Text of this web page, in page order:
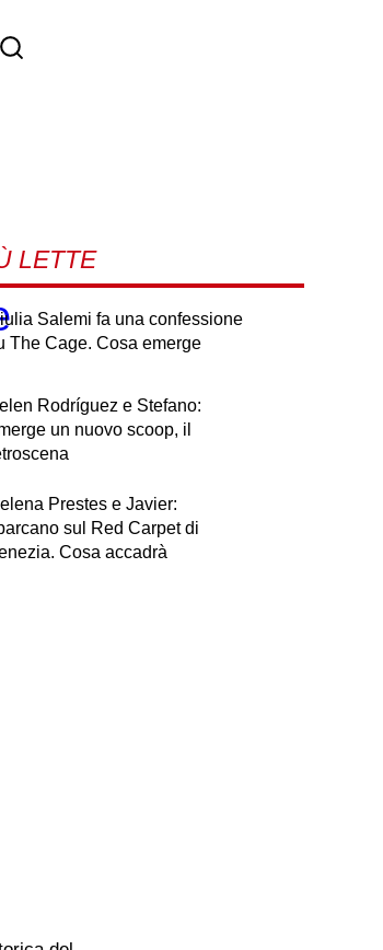
LETTE
Salemi fa una confessione
The Cage. Cosa emerge
Rodríguez e Stefano:
un nuovo scoop, il
Prestes e Javier:
sul Red Carpet di
Cosa accadrà